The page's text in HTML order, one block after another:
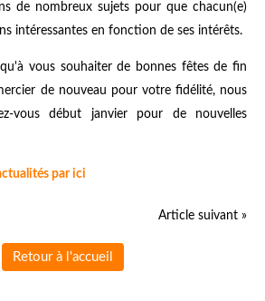
de nombreux sujets pour que chacun(e)
intéressantes en fonction de ses intérêts.
vous souhaiter de bonnes fêtes de fin
de nouveau pour votre fidélité, nous
vous début janvier pour de nouvelles
par ici
Article suivant »
Retour à l'accueil